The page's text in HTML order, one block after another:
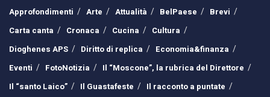
Approfondimenti
Arte Attualità BelPaese
Brevi
Carta canta
Cronaca Cucina
Cultura
Dioghenes APS
Diritto di replica
Economia&finanza
Eventi
FotoNotizia
Il “Moscone”, la rubrica del Direttore
Il “santo Laico”
Il Guastafeste
Il racconto a puntate